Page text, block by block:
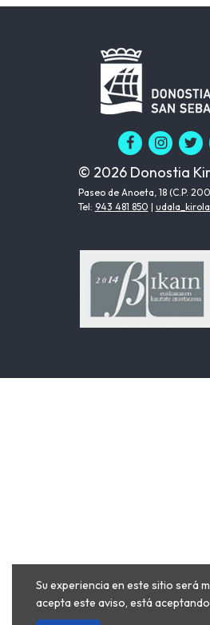
© 2026 Donostia
Paseo de Anoeta, 18 (C.P.
Tel: 943 481 850 |
Su experiencia en este sitio será
acepta este aviso, está